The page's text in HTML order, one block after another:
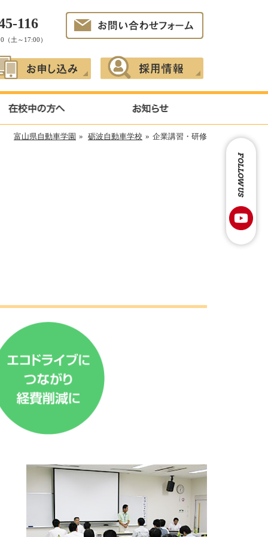
116
土～17:00）
FOLLOW US
富山県自動車学園 » 砺波自動車学校 » 企業講習・研修